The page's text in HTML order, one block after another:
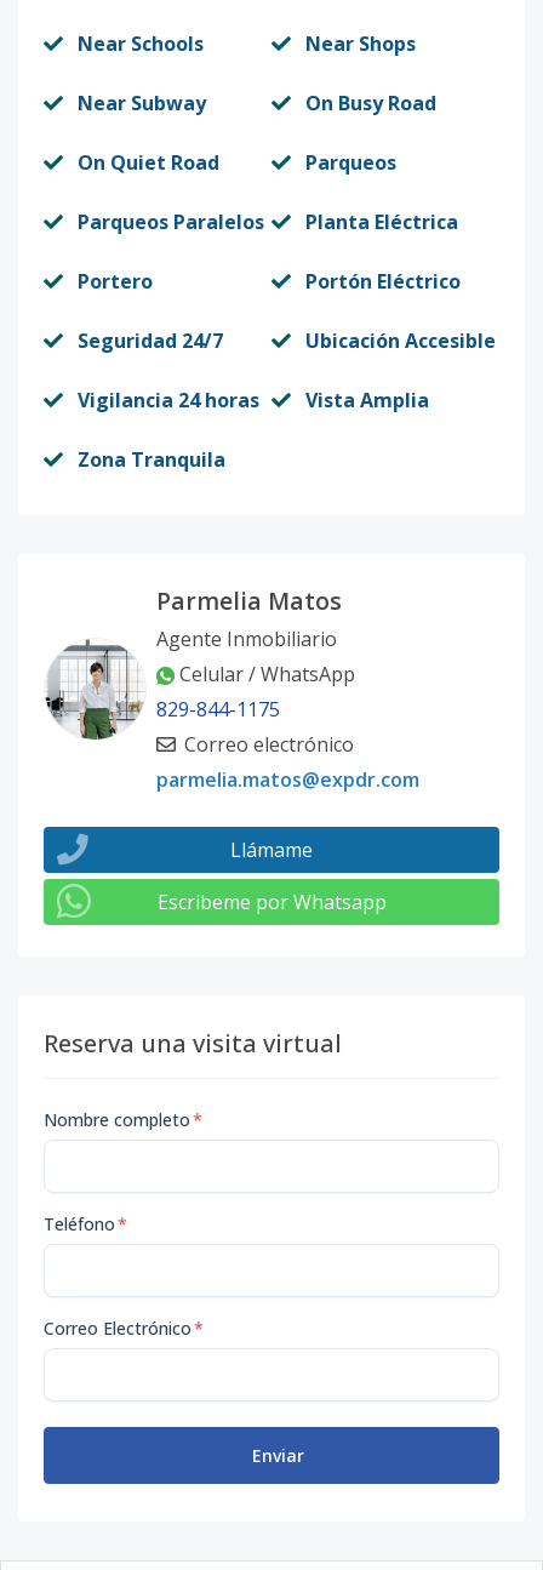
Near Schools Near Shops
Near Subway On Busy Road
On Quiet Road Parqueos
Parqueos Paralelos Planta Eléctrica
Portero Portón Eléctrico
Seguridad 24/7 Ubicación Accesible
Vigilancia 24 horas Vista Amplia
Zona Tranquila
Parmelia Matos
Agente Inmobiliario
Celular / WhatsApp
829-844-1175
Correo electrónico
parmelia.matos@expdr.com
Llámame
Escribeme por Whatsapp
Reserva una visita virtual
Nombre completo*
Teléfono*
Correo Electrónico*
Enviar